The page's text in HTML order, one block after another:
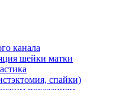
канала
шейки матки
спайки)